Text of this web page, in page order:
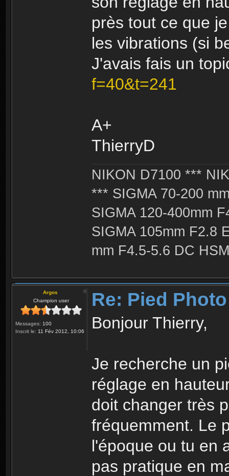
près tout ce que
les vibrations (si
J'avais fais un
f=40&t=241
A+
ThierryD
NIKON D7100 ***
*** SIGMA 70-200
SIGMA 120-400mm
SIGMA 105mm F2.8
mm F4.5-5.6 DC
Argos
Champion user
Messages: 100
Inscrit le: 11 Fév 2012, 10:06
Re: Pied Photo
Bonjour Thierry,
Je recherche un
réglage en
doit changer très
fréquemment. Le
l'époque ou tu en
pas pratique en